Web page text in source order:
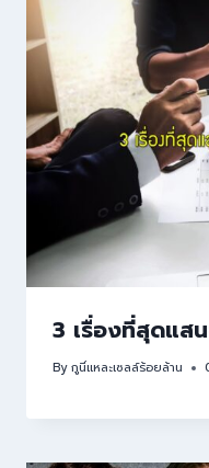
3 เรื่องที่สุดแส
Byกูนี่แหละเซลล์ร้อยล้าน